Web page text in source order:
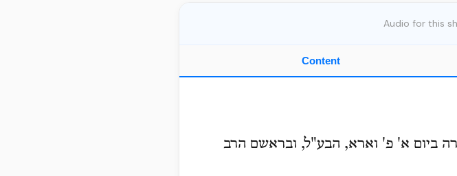
Audio for this
Content
ביום א' פ' וארא, הבע"ל, ובראשם הרב